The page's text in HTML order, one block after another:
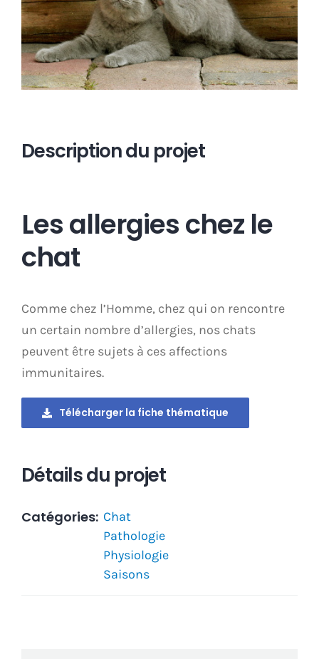
Description du projet
Les allergies chez le
chat
Comme chez l’Homme, chez qui on rencontre
un certain nombre d’allergies, nos chats
peuvent être sujets à ces affections
immunitaires.
Télécharger la fiche thématique
Détails du projet
Catégories: Chat
Pathologie
Physiologie
Saisons